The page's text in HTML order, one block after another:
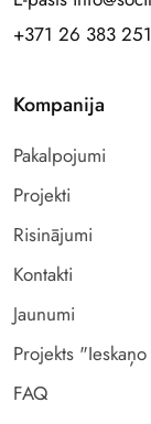
+371 26 383 251
Kompanija
Pakalpojumi
Projekti
Risinājumi
Kontakti
Jaunumi
Projekts
FAQ